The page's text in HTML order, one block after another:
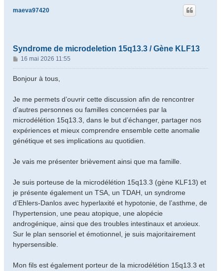
maeva97420
Syndrome de microdeletion 15q13.3 / Gène KLF13
M
e
s
g
e
16 mai 2026 11:55
Bonjour à tous,
Je me permets d’ouvrir cette discussion afin de rencontrer
d’autres personnes ou familles concernées par la
microdélétion 15q13.3, dans le but d’échanger, partager nos
expériences et mieux comprendre ensemble cette anomalie
génétique et ses implications au quotidien.
Je vais me présenter brièvement ainsi que ma famille.
Je suis porteuse de la microdélétion 15q13.3 (gène KLF13) et
je présente également un TSA, un TDAH, un syndrome
d’Ehlers-Danlos avec hyperlaxité et hypotonie, de l’asthme, de
l’hypertension, une peau atopique, une alopécie
androgénique, ainsi que des troubles intestinaux et anxieux.
Sur le plan sensoriel et émotionnel, je suis majoritairement
hypersensible.
Mon fils est également porteur de la microdélétion 15q13.3 et